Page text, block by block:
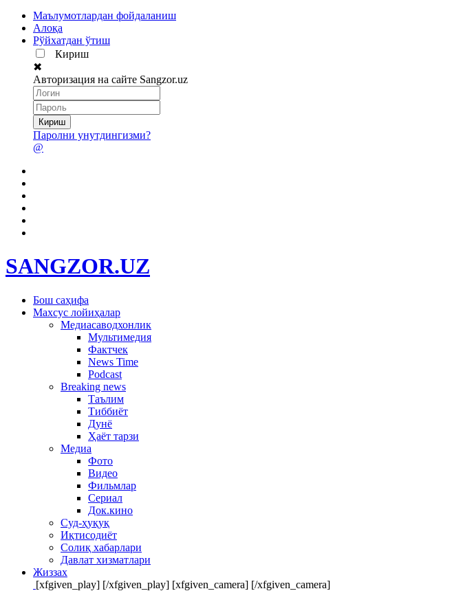
Маълумотлардан фойдаланиш
Алоқа
Рўйхатдан ўтиш
Кириш
✖
Авторизация на сайте Sangzor.uz
Паролни унутдингизми?
@
SANGZOR.UZ
Бош саҳифа
Махсус лойиҳалар
Медиасаводхонлик
Мультимедия
Фактчек
News Time
Podcast
Breaking news
Таълим
Тиббиёт
Дунё
Ҳаёт тарзи
Медиа
Фото
Видео
Фильмлар
Сериал
Док.кино
Суд-ҳуқуқ
Иқтисодиёт
Солиқ хабарлари
Давлат хизматлари
Жиззах
[xfgiven_play] [/xfgiven_play] [xfgiven_camera] [/xfgiven_camera]